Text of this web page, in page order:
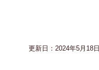
更新日：2024年5月18日